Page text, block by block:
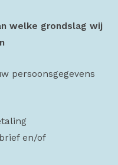
welke grondslag wij
persoonsgegevens
en/of